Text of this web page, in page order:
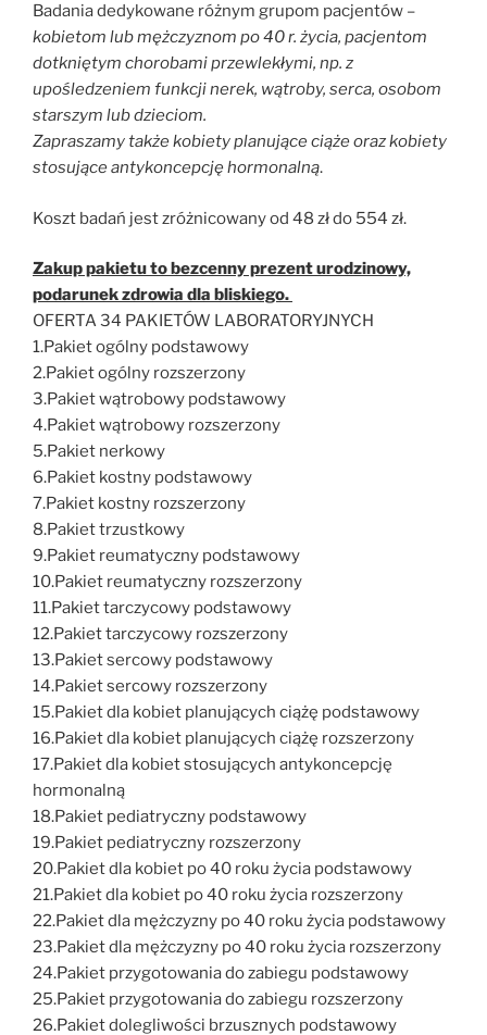
Badania dedykowane różnym grupom pacjentów –
kobietom lub mężczyznom po 40 r. życia, pacjentom
dotkniętym chorobami przewlekłymi, np. z
upośledzeniem funkcji nerek, wątroby, serca, osobom
starszym lub dzieciom.
Zapraszamy także kobiety planujące ciąże oraz kobiety
stosujące antykoncepcję hormonalną.
Koszt badań jest zróżnicowany od 48 zł do 554 zł.
Zakup pakietu to bezcenny prezent urodzinowy,
podarunek zdrowia dla bliskiego.
OFERTA 34 PAKIETÓW LABORATORYJNYCH
1.Pakiet ogólny podstawowy
2.Pakiet ogólny rozszerzony
3.Pakiet wątrobowy podstawowy
4.Pakiet wątrobowy rozszerzony
5.Pakiet nerkowy
6.Pakiet kostny podstawowy
7.Pakiet kostny rozszerzony
8.Pakiet trzustkowy
9.Pakiet reumatyczny podstawowy
10.Pakiet reumatyczny rozszerzony
11.Pakiet tarczycowy podstawowy
12.Pakiet tarczycowy rozszerzony
13.Pakiet sercowy podstawowy
14.Pakiet sercowy rozszerzony
15.Pakiet dla kobiet planujących ciążę podstawowy
16.Pakiet dla kobiet planujących ciążę rozszerzony
17.Pakiet dla kobiet stosujących antykoncepcję
hormonalną
18.Pakiet pediatryczny podstawowy
19.Pakiet pediatryczny rozszerzony
20.Pakiet dla kobiet po 40 roku życia podstawowy
21.Pakiet dla kobiet po 40 roku życia rozszerzony
22.Pakiet dla mężczyzny po 40 roku życia podstawowy
23.Pakiet dla mężczyzny po 40 roku życia rozszerzony
24.Pakiet przygotowania do zabiegu podstawowy
25.Pakiet przygotowania do zabiegu rozszerzony
26.Pakiet dolegliwości brzusznych podstawowy